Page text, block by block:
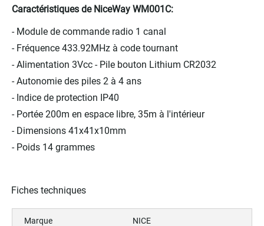
Caractéristiques de NiceWay WM001C:
- Module de commande radio 1 canal
- Fréquence 433.92MHz à code tournant
- Alimentation 3Vcc - Pile bouton Lithium CR2032
- Autonomie des piles 2 à 4 ans
- Indice de protection IP40
- Portée 200m en espace libre, 35m à l'intérieur
- Dimensions 41x41x10mm
- Poids 14 grammes
Fiches techniques
Marque NICE